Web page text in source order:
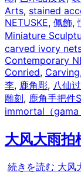
Arts, stained
NETUSKE, 佩飾,
Miniature
carved ivory
Contemporary
Conried, Carving
李, 鹿角彫, 八仙
雕刻, 鹿角手把件
immortal（gama
大风大雨拍
続きを読む 大风